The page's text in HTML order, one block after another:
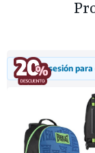
Inicia sesión